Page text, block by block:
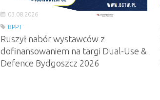
03.08.2026
BPPT
Ruszył nabór wystawców z
dofinansowaniem na targi Dual-Use &
Defence Bydgoszcz 2026